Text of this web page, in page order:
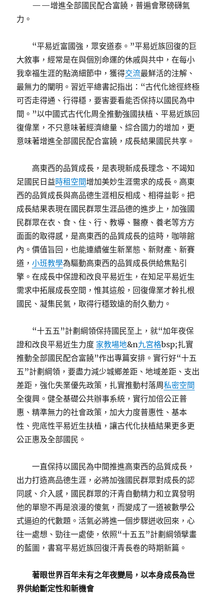
——增進全部國民配合富饒，普遍會聚磅礴氣
力。
“平易近富國強，眾安道泰。”平易近族回復的巨
大敘事，經常是在與個別命運的休戚與共中，在每小
我幸福生涯的點滴細節中，獲得交流最鮮活的注解、
最無力的闡明。習近平總書記指出：“古代化途徑終極
可否走得通、行得穩，要害要看能否保持以國民為中
間。”以中國式古代化周全推動強國扶植、平易近族回
復偉業，不只意味著經濟總量、綜合國力的增加，更
意味著增進全部國民配合富饒，成長結果國民共享。
高東西的品質成長，是表現新成長理念、不竭知
足國民日益時租空間增加美妙生涯需求的成長。高東
西的品質成長與高品德生涯相反相成、相得益彰。把
成長結果表現在國民群眾生涯品德的進步上，加強國
民群眾在衣、食、住、行、教導、醫療、養老等方方
面面的取得感，是高東西的品質成長的這時，咖啡館
內。價值旨回，也能連續催生新業態、新財產、新賽
道，小班教學為驅動高東西的品質成長供給焦點引
擎。在成長中保證和改良平易近生，在知足平易近生
需求中拓展成長空間，惟其這般，回復偉業才幹扎根
國民、凝集民氣，取得行穩致遠的耐久動力。
“十五五”計劃綱領保持國民至上，就“加年夜保
證和改良平易近生力度 家教場地&n九宮格bsp;扎實
推動全部國民配合富饒”作出專篇安排。實行好“十五
五”計劃綱領，要盡力減少城鄉差距、地域差距、支出
差距，強化失業優先政策，扎實推動村落周私密空間
全復興。健全基礎公共辦事系統，實行加倍公正普
惠、精準無力的社會政策，加大力度普惠性、基本
性、兜底性平易近生扶植，讓古代化扶植結果更多更
公正惠及全部國民。
一直保持以國民為中間推進高東西的品質成長，
出力打造高品德生涯，必將加強國民群眾對成長的認
同感、介入感，國民群眾的汗青自動精力和立異發明
他的單戀不再是浪漫的傻氣，而變成了一道被數學公
式逼迫的代數題。活氣必將進一個步驟迸收回來，心
往一處想、勁往一處使，依照“十五五”計劃綱領擘畫
的藍圖，書寫平易近族回復汗青長卷的時期新篇。
著眼世界百年未有之年夜變局，以本身成長為世
界供給斷定性和新機會